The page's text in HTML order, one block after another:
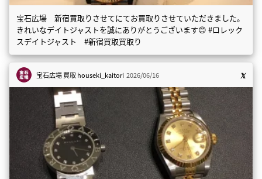
宝石広場 新宿買取りさせてにてお買取りさせていただきました。
きれいなデイトジャストを誠にありがとうございます😊 #ロレック
スデイトジャスト #新宿買取買取り
宝石広場 買取houseki_kaitori 2026/06/16